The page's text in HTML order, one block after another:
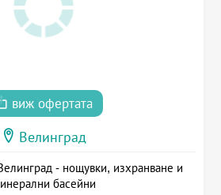
виж офертата
Велинград
- нощувки, изхранване и
басейни